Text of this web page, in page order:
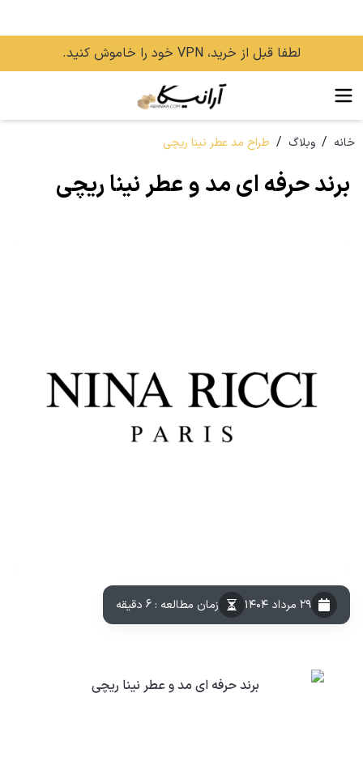
لطفا قبل از خرید، VPN خود را خاموش کنید.
خانه / وبلاگ / طراح مد عطر نینا ریچی
برند حرفه ای مد و عطر نینا ریچی
۲۹ مرداد ۱۴۰۴ زمان مطالعه : 6 دقیقه